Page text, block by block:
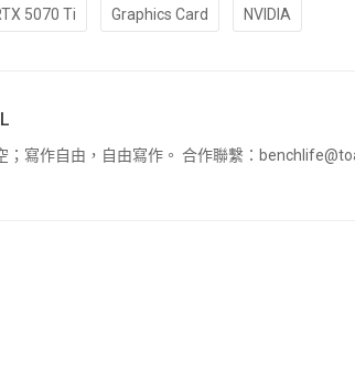
5070 Ti Graphics Card NVIDIA
；寫作自由，自由寫作。 合作聯繫：